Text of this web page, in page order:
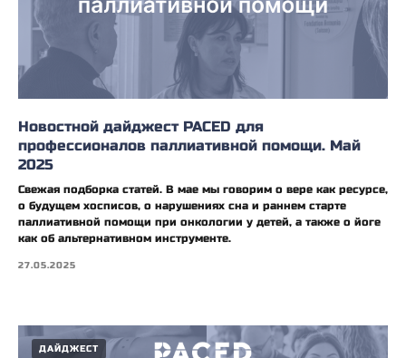
Новостной дайджест PACED для
профессионалов паллиативной помощи. Май
2025
Свежая подборка статей. В мае мы говорим о вере как ресурсе,
о будущем хосписов, о нарушениях сна и раннем старте
паллиативной помощи при онкологии у детей, а также о йоге
как об альтернативном инструменте.
27.05.2025
ДАЙДЖЕСТ